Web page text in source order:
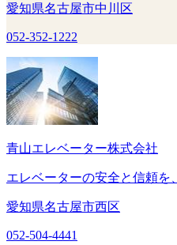
愛知県名古屋市中川区
052-352-1222
青山エレベーター株式会社
エレベーターの安全と信頼を
愛知県名古屋市西区
052-504-4441